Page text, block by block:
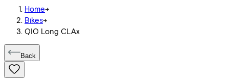
Home->
Bikes->
QIO Long CLAx
Back